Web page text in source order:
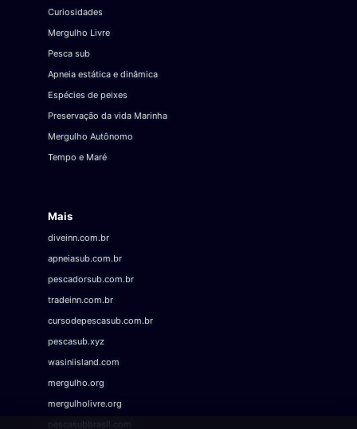
Curiosidades
Mergulho Livre
Pesca sub
Apneia estática e dinâmica
Espécies de peixes
Preservação da vida Marinha
Mergulho Autônomo
Tempo e Maré
Mais
diveinn.com.br
apneiasub.com.br
pescadorsub.com.br
tradeinn.com.br
cursodepescasub.com.br
pescasub.xyz
wasiniisland.com
mergulho.org
mergulholivre.org
pescasubbrasil.com